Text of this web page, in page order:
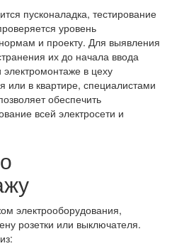
пусконаладка, тестирование
уровень
и проекту. Для выявления
их до начала ввода
в цеху
в квартире, специалистами
обеспечить
всей электросети и
электрооборудования,
розетки или выключателя.